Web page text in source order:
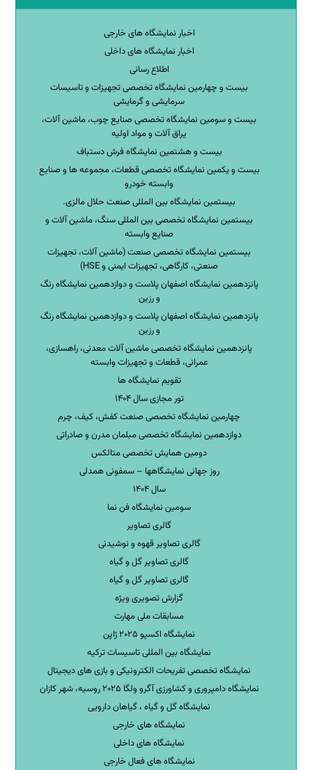
اخبار نمایشگاه های خارجی
اخبار نمایشگاه های داخلی
اطلاع رسانی
بیست و چهارمین نمایشگاه تخصصی تجهیزات و تاسیسات
سرمایشی و گرمایشی
بیست و سومین نمایشگاه تخصصی صنایع چوب، ماشین آلات،
یراق آلات و مواد اولیه
بیست و هشتمین نمایشگاه فرش دستباف
بیست و یکمین نمایشگاه تخصصی قطعات، مجموعه ها و صنایع
وابسته خودرو
بیستمین نمایشگاه بین المللی صنعت حلال مالزی.
بیستمین نمایشگاه تخصصی بین المللی سنگ، ماشین آلات و
صنایع وابسته
بیستمین نمایشگاه تخصصی صنعت (ماشین آلات، تجهیزات
صنعتی، کارگاهی، تجهیزات ایمنی و HSE)
پانزدهمین نمایشگاه اصفهان پلاست و دوازدهمین نمایشگاه رنگ
و رزین
پانزدهمین نمایشگاه اصفهان پلاست و دوازدهمین نمایشگاه رنگ
و رزین
پانزدهمین نمایشگاه تخصصی ماشین آلات معدنی، راهسازی،
عمرانی، قطعات و تجهیزات وابسته
تقویم نمایشگاه ها
تور مجازی سال ۱۴۰۴
چهارمین نمایشگاه تخصصی صنعت کفش، کیف، چرم
دوازدهمین نمایشگاه تخصصی مبلمان مدرن و صادراتی
دومین همایش تخصصی متالکس
روز جهانی نمایشگاهها – سمفونی همدلی
سال ۱۴۰۴
سومین نمایشگاه فن نما
گالری تصاویر
گالری تصاویر قهوه و نوشیدنی
گالری تصاویر گل و گیاه
گالری تصاویر گل و گیاه
گزارش تصویری ویژه
مسابقات ملی مهارت
نمایشگاه اکسپو ۲۰۲۵ ژاپن
نمایشگاه بین المللی تاسیسات ترکیه
نمایشگاه تخصصی تفریحات الکترونیکی و بازی های دیجیتال
نمایشگاه دامپروری و کشاورزی آگرو ولگا ۲۰۲۵ روسیه، شهر کازان
نمایشگاه گل و گیاه ، گیاهان دارویی
نمایشگاه های خارجی
نمایشگاه های داخلی
نمایشگاه های فعال خارجی